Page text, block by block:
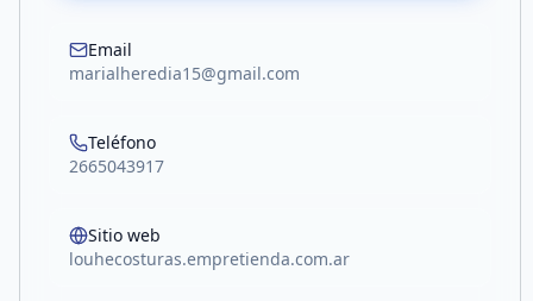
Email
marialheredia15@gmail.com
Teléfono
2665043917
Sitio web
louhecosturas.empretienda.com.ar